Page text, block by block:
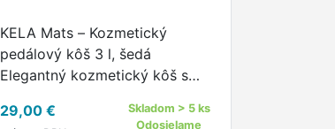
KELA Mats – Kozmetický
pedálový kôš 3 l, šedá
Elegantný kozmetický kôš s
matným vzhľadom Kozmetický
29,00 €
Skladom > 5 ks
Odosielame